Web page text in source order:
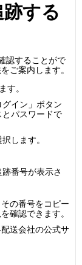
する
認することがで
ご案内します。
す。
イン」ボタン
パスワードで
します。
番号が表示さ
の番号をコピー
確認できます。
送会社の公式サ